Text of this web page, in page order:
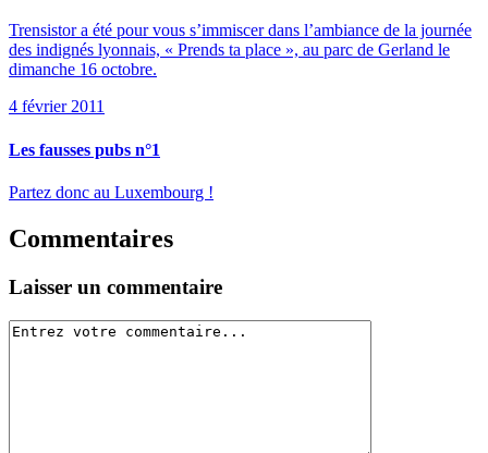
Trensistor a été pour vous s’immiscer dans l’ambiance de la journée
des indignés lyonnais, « Prends ta place », au parc de Gerland le
dimanche 16 octobre.
4 février 2011
Les fausses pubs n°1
Partez donc au Luxembourg !
Commentaires
Laisser un commentaire